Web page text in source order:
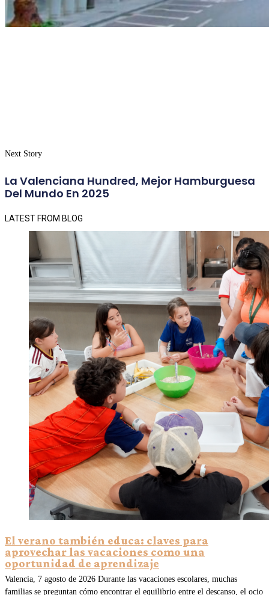
Next Story
La Valenciana Hundred, Mejor Hamburguesa
Del Mundo En 2025
LATEST FROM BLOG
El verano también educa: claves para
aprovechar las vacaciones como una
oportunidad de aprendizaje
Valencia, 7 agosto de 2026 Durante las vacaciones escolares, muchas
familias se preguntan cómo encontrar el equilibrio entre el descanso, el ocio